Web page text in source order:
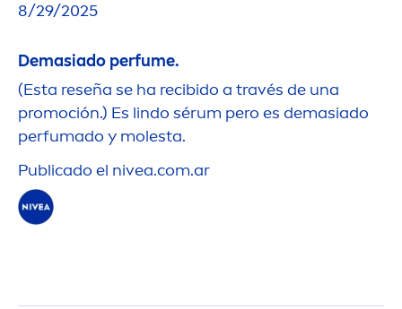
8/29/2025
Demasiado perfume.
(Esta reseña se ha recibido a través de una
promoción.) Es lindo sérum pero es demasiado
perfumado y molesta.
Publicado el nivea.com.ar